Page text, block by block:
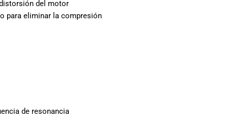
del motor
para eliminar la compresión
de resonancia